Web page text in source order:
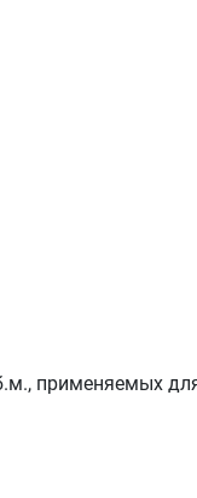
применяемых